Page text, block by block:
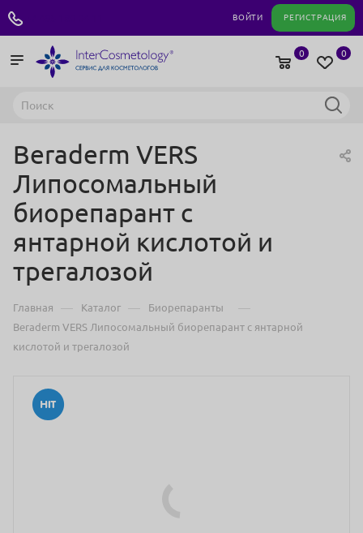
ВОЙТИ РЕГИСТРАЦИЯ
0
0
Beraderm VERS
Липосомальный
биорепарант с
янтарной кислотой и
трегалозой
Главная — Каталог — Биорепаранты —
Beraderm VERS Липосомальный биорепарант с янтарной
кислотой и трегалозой